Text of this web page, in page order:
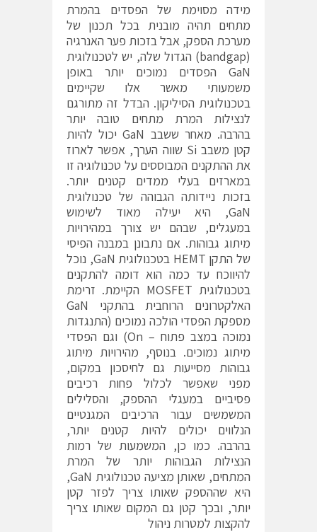
מידה מסוימת של הפסדים בהמרת
מתחים תהיה מובנית בכל תכנון של
מערכת הספק, אבל בזכות פער האנרגיה
(bandgap) הגדול שלה, יש לטכנולוגית
GaN הפסדים נמוכים יותר באופן
משמעותי מאשר אלו שקיימים
בטכנולוגית הסיליקון. הבדל זה מתורגם
לנצילות המרת מתחים טובה יותר
בהרבה. מאחר ששבב GaN יכול להיות
קטן משבב Si שווה הערך, אפשר לארוז
את ההתקנים המבוססים על טכנולוגיה זו
במארזים בעלי ממדים קטנים יותר.
בזכות ניידותה הגבוהה של טכנולוגית
GaN, היא יעילה מאוד לשימוש
במעגלים, שבהם יש צורך במהירויות
מיתוג גבוהות. אם נתבונן במבנה הפיסי
של התקן HEMT בטכנולוגית GaN, נוכל
להיווכח עד כמה הוא דומה להתקנים
בטכנולוגית MOSFET הקיימת. זרימת
האלקטרונים הרוחבית בהתקני GaN
מספקת הפסדי הולכה נמוכים (התנגדות
נמוכה במצב פתוח – On) וגם הפסדי
מיתוג נמוכים. בנוסף, מהירויות מיתוג
גבוהות מסייעות גם לחיסכון במקום,
מפני שאפשר לכלול פחות רכיבים
פסיביים במעגלי ההספק, והסלילים
המשמשים עבור הרכיבים המגנטיים
הנלווים יכולים להיות קטנים יותר,
בהרבה. כמו כן, המשמעות של רמות
הנצילות הגבוהות יותר של המרת
המתחים, שאותן מציעה טכנולוגית GaN,
היא שההספק שאותו צריך לפזר קטן
יותר, ובכך קטן גם המקום שאותו צריך
להקצות למטרות ניהול